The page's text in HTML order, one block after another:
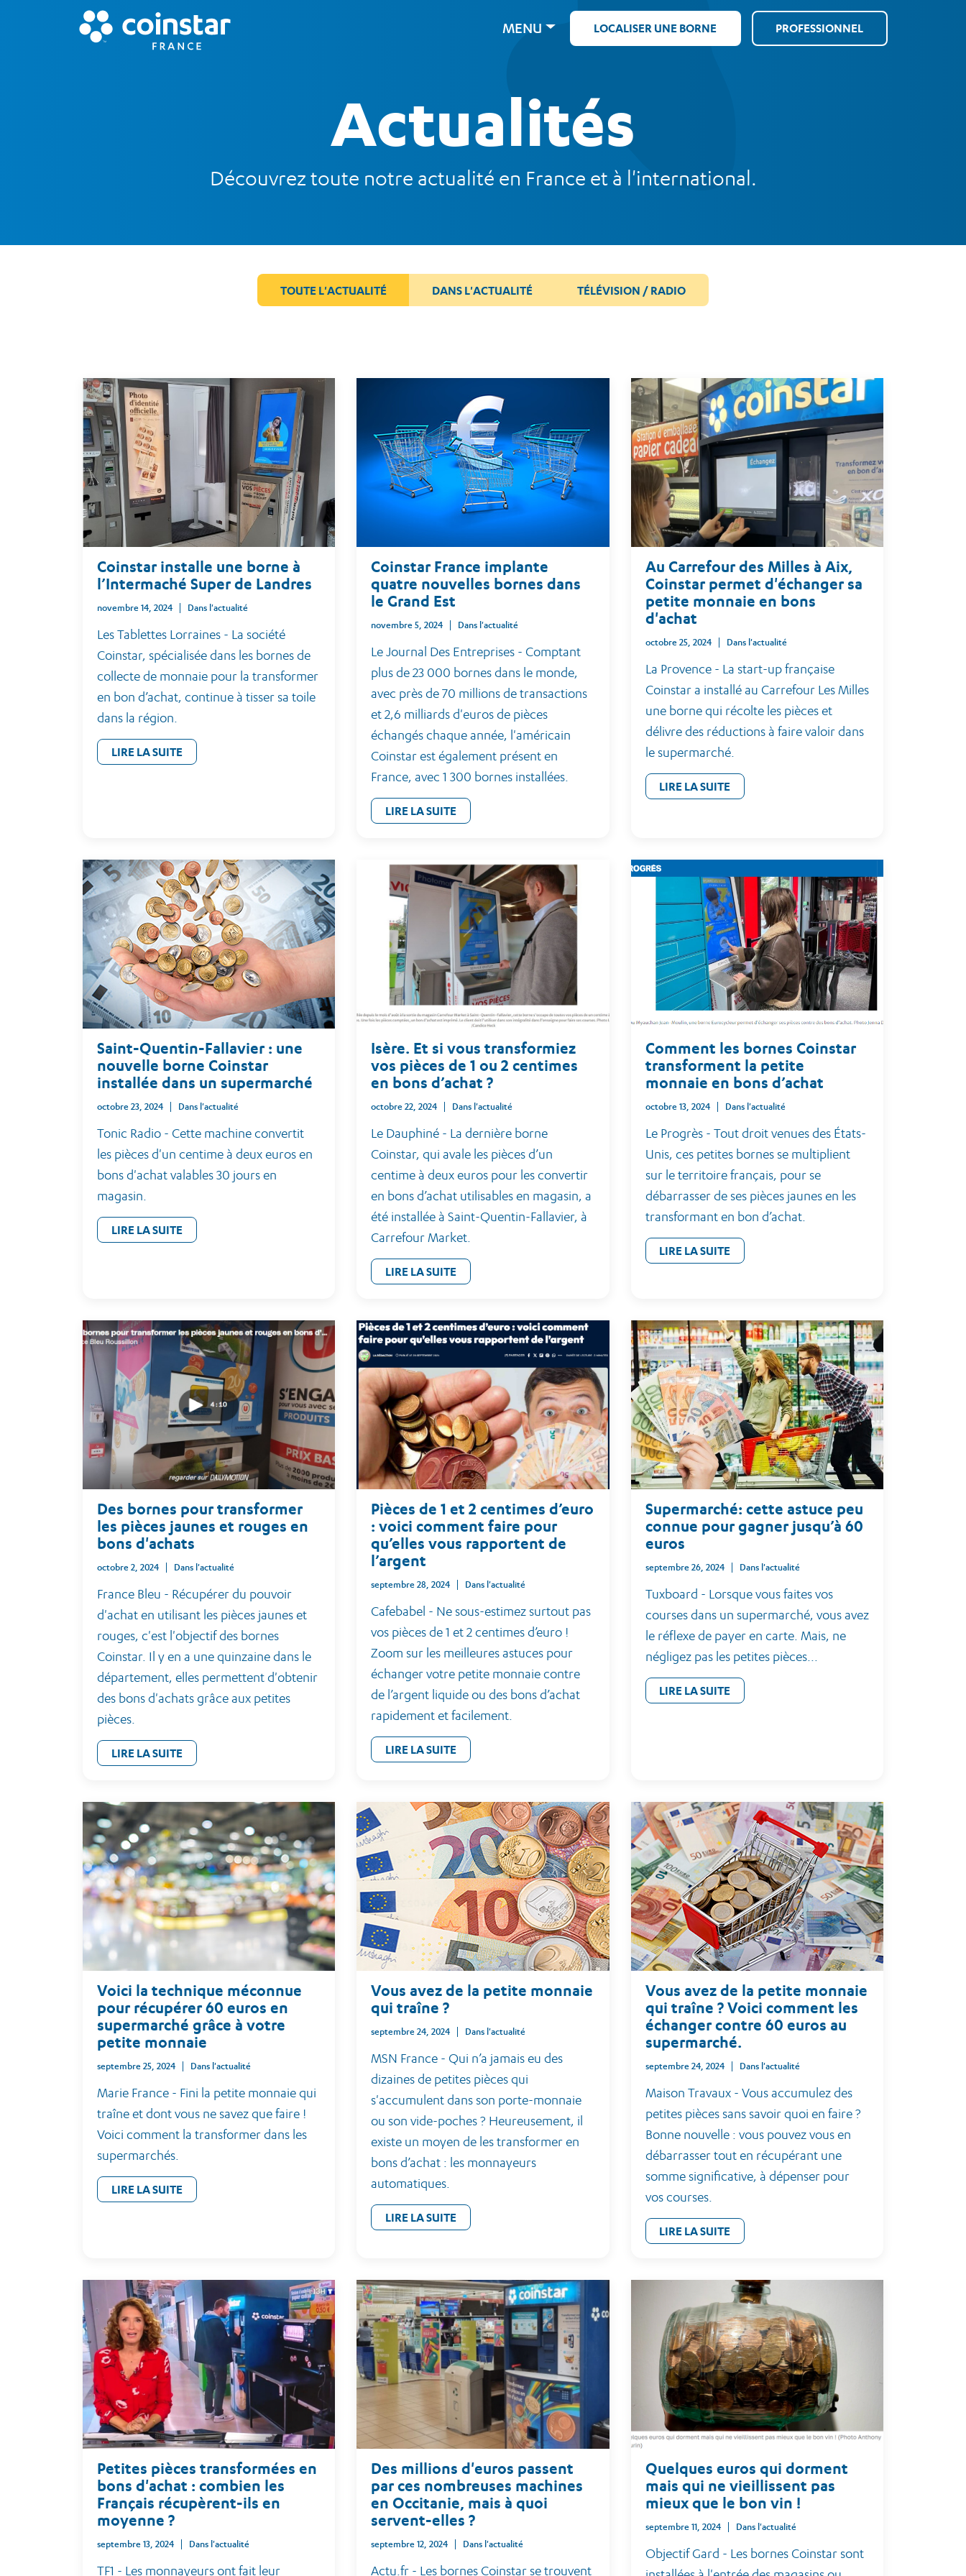
MENU LOCALISER UNE BORNE PROFESSIONNEL
Actualités
Découvrez toute notre actualité en France et à l'international.
TOUTE L'ACTUALITÉ DANS L'ACTUALITÉ TÉLÉVISION / RADIO
Coinstar installe une borne à
l’Intermaché Super de Landres
novembre 14, 2024 Dans l'actualité
Les Tablettes Lorraines - La société
Coinstar, spécialisée dans les bornes de
collecte de monnaie pour la transformer
en bon d’achat, continue à tisser sa toile
dans la région.
LIRE LA SUITE
Coinstar France implante
quatre nouvelles bornes dans
le Grand Est
novembre 5, 2024 Dans l'actualité
Le Journal Des Entreprises - Comptant
plus de 23 000 bornes dans le monde,
avec près de 70 millions de transactions
et 2,6 milliards d'euros de pièces
échangés chaque année, l'américain
Coinstar est également présent en
France, avec 1 300 bornes installées.
LIRE LA SUITE
Au Carrefour des Milles à Aix,
Coinstar permet d'échanger sa
petite monnaie en bons
d'achat
octobre 25, 2024 Dans l'actualité
La Provence - La start-up française
Coinstar a installé au Carrefour Les Milles
une borne qui récolte les pièces et
délivre des réductions à faire valoir dans
le supermarché.
LIRE LA SUITE
Saint-Quentin-Fallavier : une
nouvelle borne Coinstar
installée dans un supermarché
octobre 23, 2024 Dans l'actualité
Tonic Radio - Cette machine convertit
les pièces d'un centime à deux euros en
bons d'achat valables 30 jours en
magasin.
LIRE LA SUITE
Isère. Et si vous transformiez
vos pièces de 1 ou 2 centimes
en bons d’achat ?
octobre 22, 2024 Dans l'actualité
Le Dauphiné - La dernière borne
Coinstar, qui avale les pièces d’un
centime à deux euros pour les convertir
en bons d’achat utilisables en magasin, a
été installée à Saint-Quentin-Fallavier, à
Carrefour Market.
LIRE LA SUITE
Comment les bornes Coinstar
transforment la petite
monnaie en bons d’achat
octobre 13, 2024 Dans l'actualité
Le Progrès - Tout droit venues des États-
Unis, ces petites bornes se multiplient
sur le territoire français, pour se
débarrasser de ses pièces jaunes en les
transformant en bon d’achat.
LIRE LA SUITE
Des bornes pour transformer
les pièces jaunes et rouges en
bons d'achats
octobre 2, 2024 Dans l'actualité
France Bleu - Récupérer du pouvoir
d'achat en utilisant les pièces jaunes et
rouges, c'est l'objectif des bornes
Coinstar. Il y en a une quinzaine dans le
département, elles permettent d'obtenir
des bons d'achats grâce aux petites
pièces.
LIRE LA SUITE
Pièces de 1 et 2 centimes d’euro
: voici comment faire pour
qu’elles vous rapportent de
l’argent
septembre 28, 2024 Dans l'actualité
Cafebabel - Ne sous-estimez surtout pas
vos pièces de 1 et 2 centimes d’euro !
Zoom sur les meilleures astuces pour
échanger votre petite monnaie contre
de l’argent liquide ou des bons d’achat
rapidement et facilement.
LIRE LA SUITE
Supermarché: cette astuce peu
connue pour gagner jusqu’à 60
euros
septembre 26, 2024 Dans l'actualité
Tuxboard - Lorsque vous faites vos
courses dans un supermarché, vous avez
le réflexe de payer en carte. Mais, ne
négligez pas les petites pièces...
LIRE LA SUITE
Voici la technique méconnue
pour récupérer 60 euros en
supermarché grâce à votre
petite monnaie
septembre 25, 2024 Dans l'actualité
Marie France - Fini la petite monnaie qui
traîne et dont vous ne savez que faire !
Voici comment la transformer dans les
supermarchés.
LIRE LA SUITE
Vous avez de la petite monnaie
qui traîne ?
septembre 24, 2024 Dans l'actualité
MSN France - Qui n’a jamais eu des
dizaines de petites pièces qui
s'accumulent dans son porte-monnaie
ou son vide-poches ? Heureusement, il
existe un moyen de les transformer en
bons d’achat : les monnayeurs
automatiques.
LIRE LA SUITE
Vous avez de la petite monnaie
qui traîne ? Voici comment les
échanger contre 60 euros au
supermarché.
septembre 24, 2024 Dans l'actualité
Maison Travaux - Vous accumulez des
petites pièces sans savoir quoi en faire ?
Bonne nouvelle : vous pouvez vous en
débarrasser tout en récupérant une
somme significative, à dépenser pour
vos courses.
LIRE LA SUITE
Petites pièces transformées en
bons d'achat : combien les
Français récupèrent-ils en
moyenne ?
septembre 13, 2024 Dans l'actualité
TF1 - Les monnayeurs ont fait leur
Des millions d'euros passent
par ces nombreuses machines
en Occitanie, mais à quoi
servent-elles ?
septembre 12, 2024 Dans l'actualité
Actu.fr - Les bornes Coinstar se trouvent
Quelques euros qui dorment
mais qui ne vieillissent pas
mieux que le bon vin !
septembre 11, 2024 Dans l'actualité
Objectif Gard - Les bornes Coinstar sont